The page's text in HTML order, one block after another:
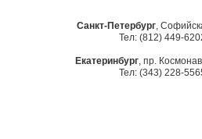
Санкт-Петербург,
Тел: (812) 449-
Екатеринбург, пр.
Тел: (343) 228-